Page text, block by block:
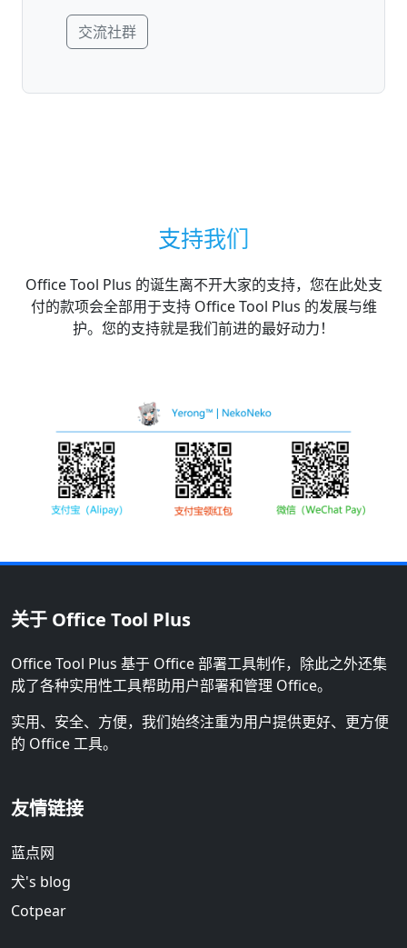
交流社群
支持我们
Office Tool Plus 的诞生离不开大家的支持，您在此处支
付的款项会全部用于支持 Office Tool Plus 的发展与维
护。您的支持就是我们前进的最好动力！
关于 Office Tool Plus
Office Tool Plus 基于 Office 部署工具制作，除此之外还集
成了各种实用性工具帮助用户部署和管理 Office。
实用、安全、方便，我们始终注重为用户提供更好、更方便
的 Office 工具。
友情链接
蓝点网
犬's blog
Cotpear